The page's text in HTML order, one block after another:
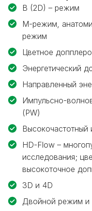
B (2D) – режим
M-режим,
режим
Цветное
Энергетический
Направленный
Импульсно-
(PW)
Высокочастотный
HD-Flow –
исследования;
высокоточное
3D и 4D
Двойной режим и